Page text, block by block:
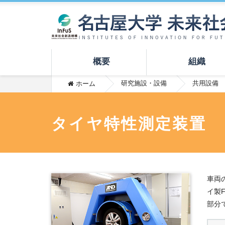
概要 組織
ホーム 研究施設・設備 共用設備
タイヤ特性測定装置
車両
イ製
部分